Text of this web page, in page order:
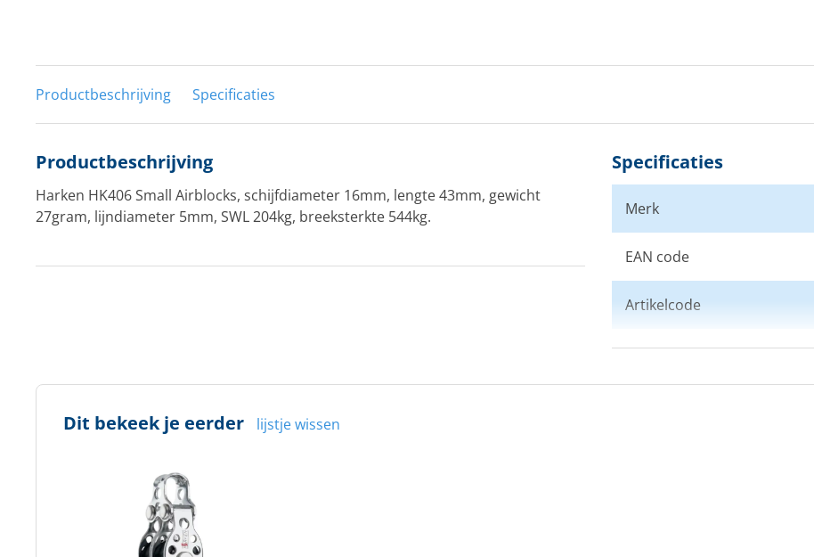
Productbeschrijving Specificaties
Productbeschrijving
Harken HK406 Small Airblocks, schijfdiameter 16mm, lengte 43mm, gewicht
27gram, lijndiameter 5mm, SWL 204kg, breeksterkte 544kg.
Specificaties
Merk
EAN code
Artikelcode
Aantal schijven
Dit bekeek je eerder lijstje wissen